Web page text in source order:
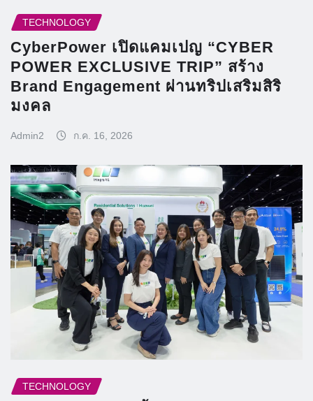
TECHNOLOGY
CyberPower เปิดแคมเปญ “CYBER
POWER EXCLUSIVE TRIP” สร้าง
Brand Engagement ผ่านทริปเสริมสิริ
มงคล
Admin2 ก.ค. 16, 2026
TECHNOLOGY